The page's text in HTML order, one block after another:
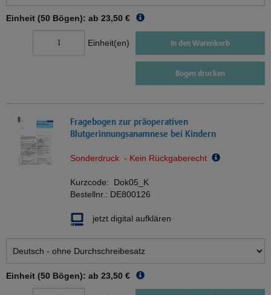
Einheit (50 Bögen): ab 23,50 €
Einheit(en) In den Warenkorb
Bogen drucken
Fragebogen zur präoperativen
Blutgerinnungsanamnese bei Kindern
Sonderdruck - Kein Rückgaberecht
Kurzcode: Dok05_K
Bestellnr.: DE800126
jetzt digital aufklären
Einheit (50 Bögen): ab 23,50 €